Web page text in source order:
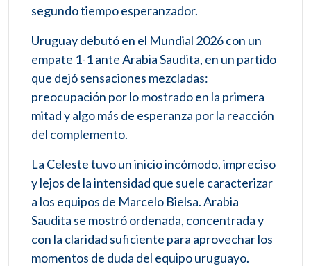
segundo tiempo esperanzador.
Uruguay debutó en el Mundial 2026 con un
empate 1-1 ante Arabia Saudita, en un partido
que dejó sensaciones mezcladas:
preocupación por lo mostrado en la primera
mitad y algo más de esperanza por la reacción
del complemento.
La Celeste tuvo un inicio incómodo, impreciso
y lejos de la intensidad que suele caracterizar
a los equipos de Marcelo Bielsa. Arabia
Saudita se mostró ordenada, concentrada y
con la claridad suficiente para aprovechar los
momentos de duda del equipo uruguayo.